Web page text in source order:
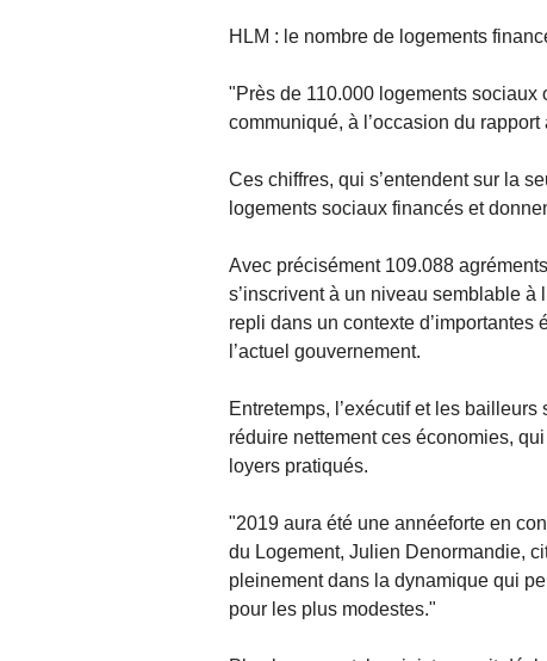
HLM : le nombre de logements
"Près de 110.000 logements sociaux
communiqué, à l’occasion du
Ces chiffres, qui s’entendent sur la
logements sociaux financés et
Avec précisément 109.088
s’inscrivent à un niveau semblable
repli dans un contexte
l’actuel gouvernement.
Entretemps, l’exécutif et les
réduire nettement ces économies,
loyers pratiqués.
"2019 aura été une annéeforte en
du Logement, Julien Denormandie,
pleinement dans la dynamique qui
pour les plus modestes."